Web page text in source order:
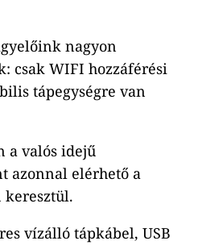
nagyon
csak WIFI hozzáférési
tápegységre van
a valós idejű
azonnal elérhető a
keresztül.
vízálló tápkábel, USB